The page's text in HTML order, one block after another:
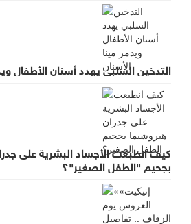
التدخين السلبي يهدد أسنان الأطفال
كيف انطبعت الأجساد البشرية على
بجحيم "الطفل الصغير"؟